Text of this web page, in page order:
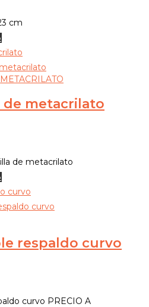
cm
METACRILATO
de metacrilato
de metacrilato
respaldo curvo
curvo PRECIO A